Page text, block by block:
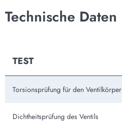
Technische Daten
TEST
Torsionsprüfung für den Ventilkörper
Dichtheitsprüfung des Ventils